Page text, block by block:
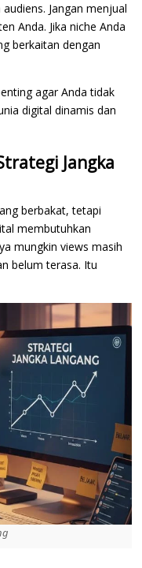
Jangan menjual
Anda. Jika niche Anda
berkaitan dengan
agar Anda tidak
digital dinamis dan
Jangka
berbakat, tetapi
membutuhkan
mungkin views masih
belum terasa. Itu